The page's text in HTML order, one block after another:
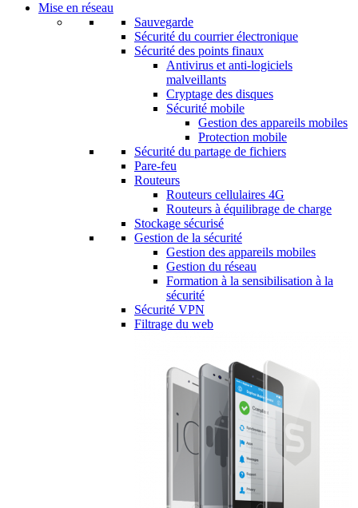
Mise en réseau
Sauvegarde
Sécurité du courrier électronique
Sécurité des points finaux
Antivirus et anti-logiciels
malveillants
Cryptage des disques
Sécurité mobile
Gestion des appareils mobiles
Protection mobile
Sécurité du partage de fichiers
Pare-feu
Routeurs
Routeurs cellulaires 4G
Routeurs à équilibrage de charge
Stockage sécurisé
Gestion de la sécurité
Gestion des appareils mobiles
Gestion du réseau
Formation à la sensibilisation à la
sécurité
Sécurité VPN
Filtrage du web